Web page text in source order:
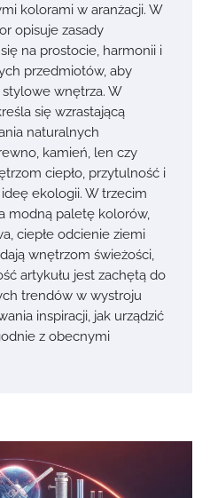
kolorami w aranżacji. W
opisuje zasady
na prostocie, harmonii i
przedmiotów, aby
wnętrza. W
się wzrastającą
naturalnych
kamień, len czy
ciepło, przytulność i
ekologii. W trzecim
modną paletę kolorów,
ciepłe odcienie ziemi
wnętrzom świeżości,
artykułu jest zachętą do
trendów w wystroju
inspiracji, jak urządzić
z obecnymi